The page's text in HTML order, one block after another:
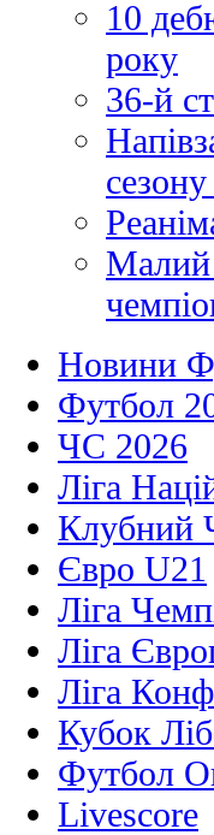
10
року
36-й
Малий
Новини
Футбол
ЧС 2026
Ліга
Клубний
Євро U21
Ліга
Ліга
Ліга
Кубок
Футбол
Livescore